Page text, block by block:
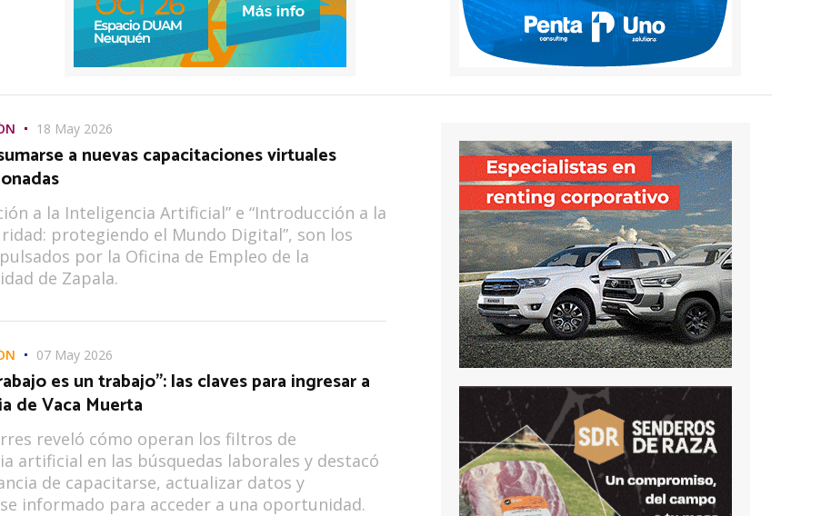
18 May 2026
a nuevas capacitaciones virtuales
a la Inteligencia Artificial” e “Introducción a la
protegiendo el Mundo Digital”, son los
por la Oficina de Empleo de la
de Zapala.
07 May 2026
es un trabajo”: las claves para ingresar a
de Vaca Muerta
reveló cómo operan los filtros de
artificial en las búsquedas laborales y destacó
de capacitarse, actualizar datos y
informado para acceder a una oportunidad.